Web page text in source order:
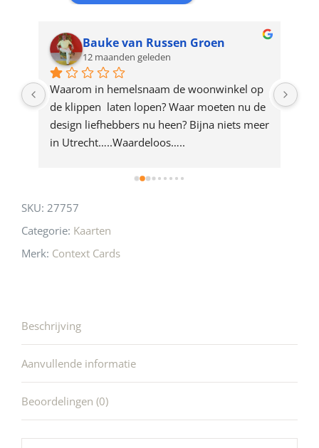
product
Bauke van Russen Groen
12 maanden geleden
Waarom in hemelsnaam de woonwinkel op
de klippen  laten lopen? Waar moeten nu de
design liefhebbers nu heen? Bijna niets meer
in Utrecht…..Waardeloos…..
SKU: 27757
Categorie: Kaarten
Merk: Context Cards
Beschrijving
Aanvullende informatie
Beoordelingen (0)